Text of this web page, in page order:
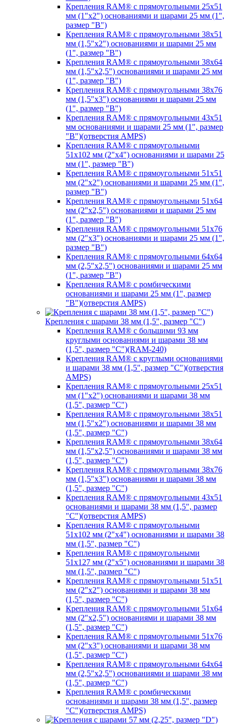
Крепления RAM® с прямоугольными 25х51
мм (1"х2") основаниями и шарами 25 мм (1",
размер "B")
Крепления RAM® с прямоугольными 38х51
мм (1,5"х2") основаниями и шарами 25 мм
(1", размер "B")
Крепления RAM® с прямоугольными 38х64
мм (1,5"х2,5") основаниями и шарами 25 мм
(1", размер "B")
Крепления RAM® с прямоугольными 38х76
мм (1,5"х3") основаниями и шарами 25 мм
(1", размер "B")
Крепления RAM® с прямоугольными 43x51
мм основаниями и шарами 25 мм (1", размер
"B")(отверстия AMPS)
Крепления RAM® с прямоугольными
51х102 мм (2"х4") основаниями и шарами 25
мм (1", размер "B")
Крепления RAM® с прямоугольными 51х51
мм (2"х2") основаниями и шарами 25 мм (1",
размер "B")
Крепления RAM® с прямоугольными 51х64
мм (2"х2,5") основаниями и шарами 25 мм
(1", размер "B")
Крепления RAM® с прямоугольными 51х76
мм (2"х3") основаниями и шарами 25 мм (1",
размер "B")
Крепления RAM® с прямоугольными 64х64
мм (2,5"х2,5") основаниями и шарами 25 мм
(1", размер "B")
Крепления RAM® с ромбическими
основаниями и шарами 25 мм (1", размер
"B")(отверстия AMPS)
Крепления с шарами 38 мм (1,5", размер "C")
Крепления RAM® с большими 93 мм
круглыми основаниями и шарами 38 мм
(1,5", размер "C")(RAM-240)
Крепления RAM® с круглыми основаниями
и шарами 38 мм (1,5", размер "C")(отверстия
AMPS)
Крепления RAM® с прямоугольными 25х51
мм (1"х2") основаниями и шарами 38 мм
(1,5", размер "C")
Крепления RAM® с прямоугольными 38х51
мм (1,5"х2") основаниями и шарами 38 мм
(1,5", размер "C")
Крепления RAM® с прямоугольными 38х64
мм (1,5"х2,5") основаниями и шарами 38 мм
(1,5", размер "C")
Крепления RAM® с прямоугольными 38х76
мм (1,5"х3") основаниями и шарами 38 мм
(1,5", размер "C")
Крепления RAM® с прямоугольными 43х51
основаниями и шарами 38 мм (1,5", размер
"C")(отверстия AMPS)
Крепления RAM® с прямоугольными
51х102 мм (2"х4") основаниями и шарами 38
мм (1,5", размер "C")
Крепления RAM® с прямоугольными
51х127 мм (2"х5") основаниями и шарами 38
мм (1,5", размер "C")
Крепления RAM® с прямоугольными 51х51
мм (2"х2") основаниями и шарами 38 мм
(1,5", размер "C")
Крепления RAM® с прямоугольными 51х64
мм (2"х2,5") основаниями и шарами 38 мм
(1,5", размер "C")
Крепления RAM® с прямоугольными 51х76
мм (2"х3") основаниями и шарами 38 мм
(1,5", размер "C")
Крепления RAM® с прямоугольными 64х64
мм (2,5"х2,5") основаниями и шарами 38 мм
(1,5", размер "C")
Крепления RAM® с ромбическими
основаниями и шарами 38 мм (1,5", размер
"C")(отверстия AMPS)